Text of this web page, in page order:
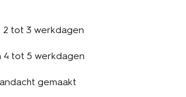
2 tot 3 werkdagen
4 tot 5 werkdagen
gemaakt